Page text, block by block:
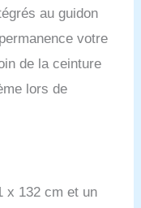
la version
l'application
DE
: Une
votre
au guidon
votre
de la ceinture
lors de
x 132 cm et un